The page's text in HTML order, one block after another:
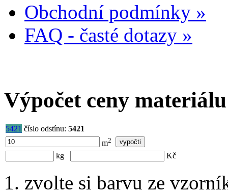
Obchodní podmínky »
FAQ - časté dotazy »
Výpočet ceny materiálu
5421 číslo odstínu: 5421
m2
kg Kč
zvolte si barvu ze